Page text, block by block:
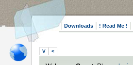
Downloads ! Read Me !
V <